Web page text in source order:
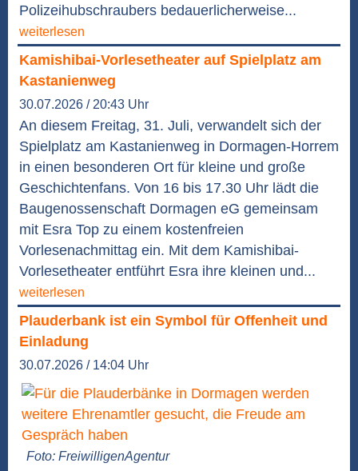
Polizeihubschraubers bedauerlicherweise...
weiterlesen
Kamishibai-Vorlesetheater auf Spielplatz am
Kastanienweg
30.07.2026 / 20:43 Uhr
An diesem Freitag, 31. Juli, verwandelt sich der
Spielplatz am Kastanienweg in Dormagen-Horrem
in einen besonderen Ort für kleine und große
Geschichtenfans. Von 16 bis 17.30 Uhr lädt die
Baugenossenschaft Dormagen eG gemeinsam
mit Esra Top zu einem kostenfreien
Vorlesenachmittag ein. Mit dem Kamishibai-
Vorlesetheater entführt Esra ihre kleinen und...
weiterlesen
Plauderbank ist ein Symbol für Offenheit und
Einladung
30.07.2026 / 14:04 Uhr
Foto: FreiwilligenAgentur